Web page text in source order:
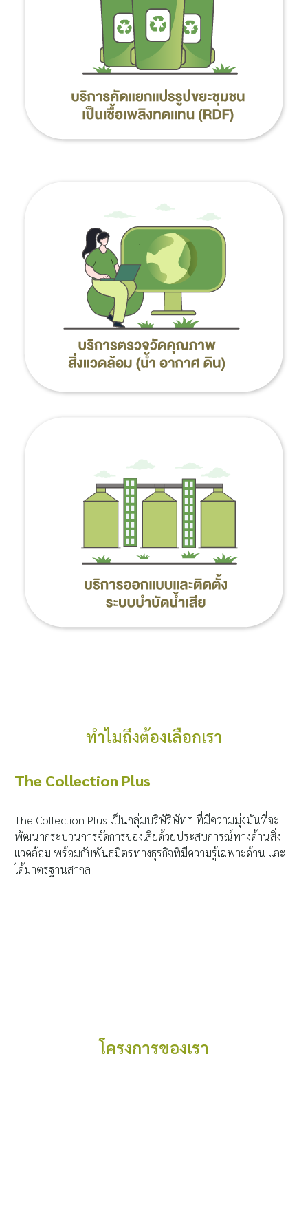
ทำไมถึงต้องเลือกเรา
The Collection Plus
The Collection Plus เป็นกลุ่มบริษัริษัทฯ ที่มีความมุ่งมั่นที่จะ
พัฒนากระบวนการจัดการของเสียด้วยประสบการณ์ทางด้านสิ่ง
แวดล้อม พร้อมกับพันธมิตรทางธุรกิจที่มีความรู้เฉพาะด้าน และ
ได้มาตรฐานสากล
โครงการของเรา